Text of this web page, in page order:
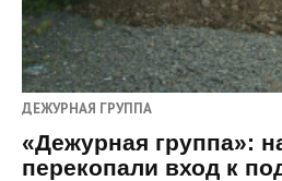
ДЕЖУРНАЯ ГРУППА
«Дежурная группа»:
перекопали вход к